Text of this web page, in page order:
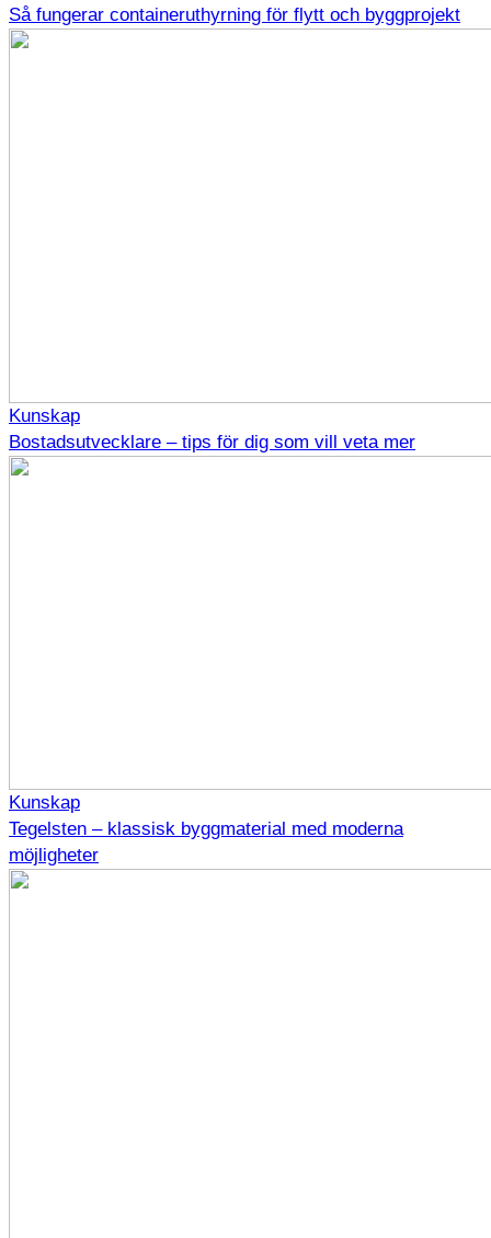
Så fungerar containeruthyrning för flytt och byggprojekt
Kunskap
Bostadsutvecklare – tips för dig som vill veta mer
Kunskap
Tegelsten – klassisk byggmaterial med moderna
möjligheter